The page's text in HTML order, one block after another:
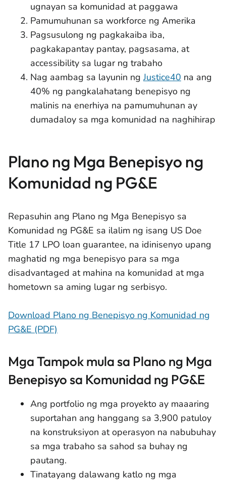
ugnayan sa komunidad at paggawa
Pamumuhunan sa workforce ng Amerika
Pagsusulong ng pagkakaiba iba,
pagkakapantay pantay, pagsasama, at
accessibility sa lugar ng trabaho
Nag aambag sa layunin ngJustice40 na ang
40% ng pangkalahatang benepisyo ng
malinis na enerhiya na pamumuhunan ay
dumadaloy sa mga komunidad na naghihirap
Plano ng Mga Benepisyo ng
Komunidad ng PG&E
Repasuhin ang Plano ng Mga Benepisyo sa
Komunidad ng PG&E sa ilalim ng isang US Doe
Title 17 LPO loan guarantee, na idinisenyo upang
maghatid ng mga benepisyo para sa mga
disadvantaged at mahina na komunidad at mga
hometown sa aming lugar ng serbisyo.
Download Plano ng Benepisyo ng Komunidad ng
PG&E (PDF)
Mga Tampok mula sa Plano ng Mga
Benepisyo sa Komunidad ng PG&E
Ang portfolio ng mga proyekto ay maaaring
suportahan ang hanggang sa 3,900 patuloy
na konstruksiyon at operasyon na nabubuhay
sa mga trabaho sa sahod sa buhay ng
pautang.
Tinatayang dalawang katlo ng mga